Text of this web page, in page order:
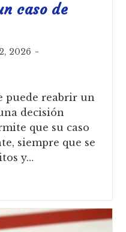
caso de
2026
puede reabrir un
decisión
que su caso
siempre que se
y…